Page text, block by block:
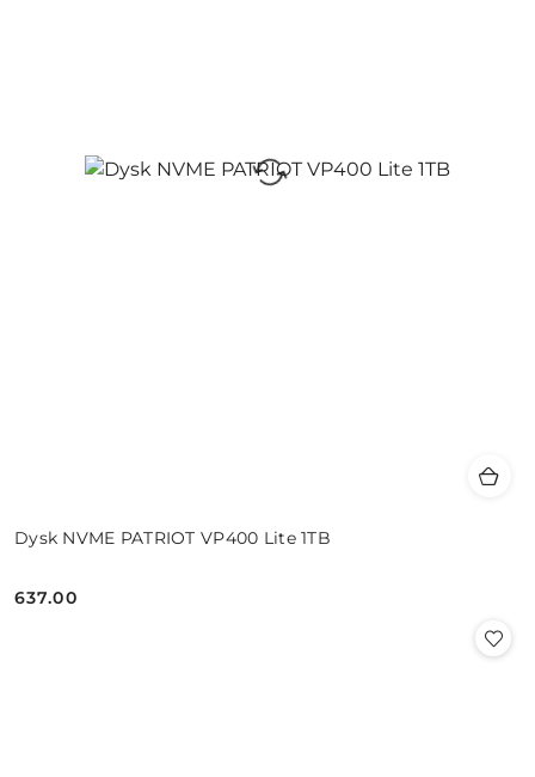
Dysk NVME PATRIOT VP400 Lite 1TB
Cena:
637.00